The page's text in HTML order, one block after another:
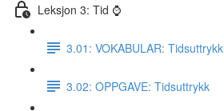
Leksjon 3: Tid ⌚️
3.01: VOKABULAR: Tidsuttrykk
3.02: OPPGAVE: Tidsuttrykk